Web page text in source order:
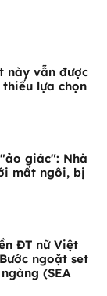
này vẫn được
lựa chọn
giác": Nhà
mất ngôi, bị
ĐT nữ Việt
ngoặt set
(SEA